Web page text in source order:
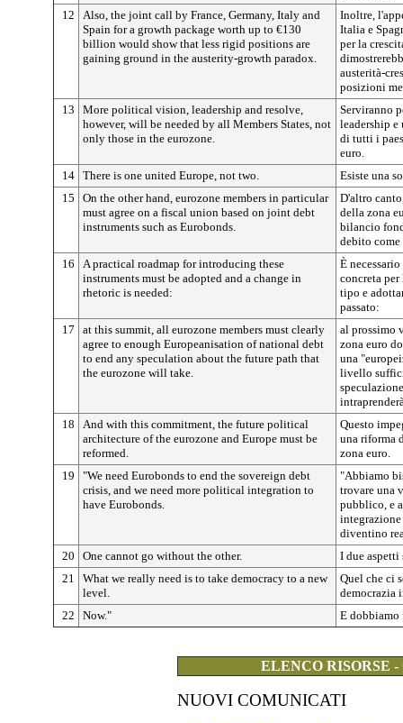
12
Also, the joint call by France, Germany, Italy and
Spain for a growth package worth up to €130
billion would show that less rigid positions are
gaining ground in the austerity-growth paradox.
Inoltre,
Italia e
per la
austerità-
posizioni
13
More political vision, leadership and resolve,
however, will be needed by all Members States, not
only those in the eurozone.
Serviranno
leadership e
di tutti i
euro.
14 There is one united Europe, not two.
Esiste una
15
On the other hand, eurozone members in particular
must agree on a fiscal union based on joint debt
instruments such as Eurobonds.
D'altro
della zona
bilancio
debito
16
A practical roadmap for introducing these
instruments must be adopted and a change in
rhetoric is needed:
È
concreta
tipo e
passato:
17
at this summit, all eurozone members must clearly
agree to enough Europeanisation of national debt
to end any speculation about the future path that
the eurozone will take.
al prossimo
zona euro
una
livello
18
And with this commitment, the future political
architecture of the eurozone and Europe must be
reformed.
Questo
una riforma
zona euro.
19
"We need Eurobonds to end the sovereign debt
crisis, and we need more political integration to
have Eurobonds.
"Abbiamo
trovare una
pubblico, e
diventino
20
One cannot go without the other.
I due
21
What we really need is to take democracy to a new
level.
Quel che ci
democrazia
22
Now." E dobbiamo
ELENCO RISORSE
NUOVI COMUNICATI